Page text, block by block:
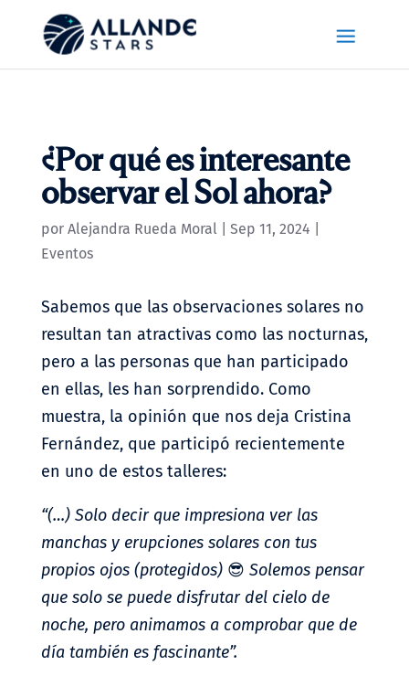
¿Por qué es interesante
observar el Sol ahora?
por Alejandra Rueda Moral| Sep 11, 2024
Eventos
Sabemos que las observaciones solares no
resultan tan atractivas como las nocturnas,
pero a las personas que han participado
en ellas, les han sorprendido. Como
muestra, la opinión que nos deja Cristina
Fernández, que participó recientemente
en uno de estos talleres:
“(…) Solo decir que impresiona ver las
manchas y erupciones solares con tus
propios ojos (protegidos) 😎 Solemos pensar
que solo se puede disfrutar del cielo de
noche, pero animamos a comprobar que de
día también es fascinante”.